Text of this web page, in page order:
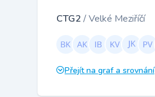
CTG2 / Velké Meziříčí
Přejít na graf a srovnání